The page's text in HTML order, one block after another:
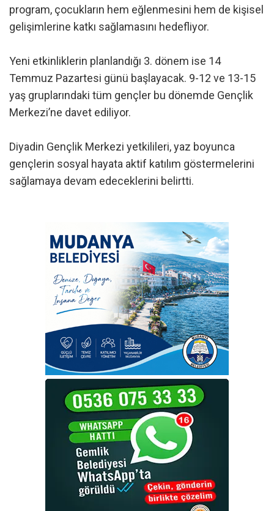
program, çocukların hem eğlenmesini hem de kişisel
gelişimlerine katkı sağlamasını hedefliyor.
Yeni etkinliklerin planlandığı 3. dönem ise 14
Temmuz Pazartesi günü başlayacak. 9-12 ve 13-15
yaş gruplarındaki tüm gençler bu dönemde Gençlik
Merkezi’ne davet ediliyor.
Diyadin Gençlik Merkezi yetkilileri, yaz boyunca
gençlerin sosyal hayata aktif katılım göstermelerini
sağlamaya devam edeceklerini belirtti.